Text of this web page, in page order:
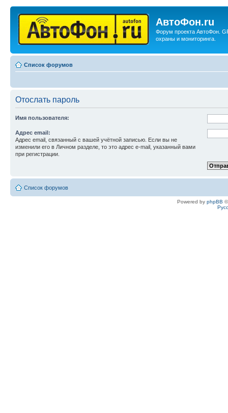
АвтоФон.ru
Форум проекта АвтоФон.
охраны и мониторинга.
Список форумов
Отослать пароль
Имя пользователя:
Адрес email:
Адрес email, связанный с вашей учётной записью. Если вы не
изменили его в Личном разделе, то это адрес e-mail, указанный вами
при регистрации.
Список форумов
Powered by phpBB